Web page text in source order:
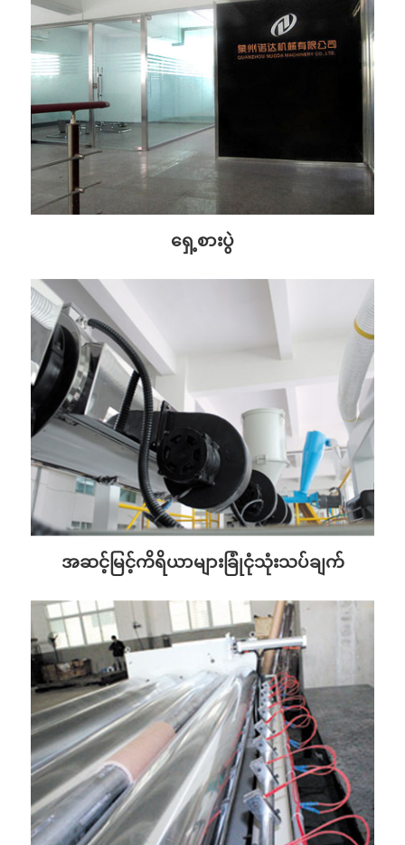
ရှေ့စားပွဲ
အဆင့်မြင့်ကိရိယာများခြုံငုံသုံးသပ်ချက်